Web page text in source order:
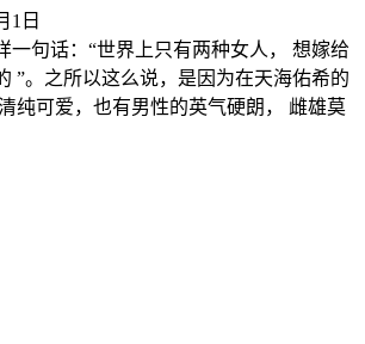
1日
一句话：“世界上只有两种女人， 想嫁给
”。之所以这么说，是因为在天海佑希的
纯可爱，也有男性的英气硬朗， 雌雄莫